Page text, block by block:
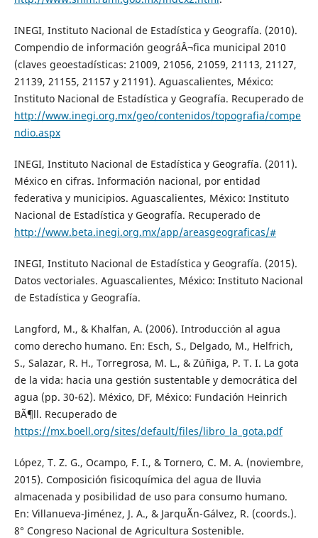
INEGI, Instituto Nacional de Estadística y Geografía. (2010).
Compendio de información geográÂ¬fica municipal 2010
(claves geoestadísticas: 21009, 21056, 21059, 21113, 21127,
21139, 21155, 21157 y 21191). Aguascalientes, México:
Instituto Nacional de Estadística y Geografía. Recuperado de
http://www.inegi.org.mx/geo/contenidos/topografia/compe
ndio.aspx
INEGI, Instituto Nacional de Estadística y Geografía. (2011).
México en cifras. Información nacional, por entidad
federativa y municipios. Aguascalientes, México: Instituto
Nacional de Estadística y Geografía. Recuperado de
http://www.beta.inegi.org.mx/app/areasgeograficas/#
INEGI, Instituto Nacional de Estadística y Geografía. (2015).
Datos vectoriales. Aguascalientes, México: Instituto Nacional
de Estadística y Geografía.
Langford, M., & Khalfan, A. (2006). Introducción al agua
como derecho humano. En: Esch, S., Delgado, M., Helfrich,
S., Salazar, R. H., Torregrosa, M. L., & Zúñiga, P. T. I. La gota
de la vida: hacia una gestión sustentable y democrática del
agua (pp. 30-62). México, DF, México: Fundación Heinrich
BÃ¶ll. Recuperado de
https://mx.boell.org/sites/default/files/libro_la_gota.pdf
López, T. Z. G., Ocampo, F. I., & Tornero, C. M. A. (noviembre,
2015). Composición fisicoquímica del agua de lluvia
almacenada y posibilidad de uso para consumo humano.
En: Villanueva-Jiménez, J. A., & JarquÃ­n-Gálvez, R. (coords.).
8° Congreso Nacional de Agricultura Sostenible.